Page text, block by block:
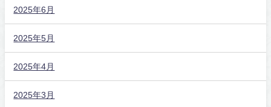
2025年6月
2025年5月
2025年4月
2025年3月